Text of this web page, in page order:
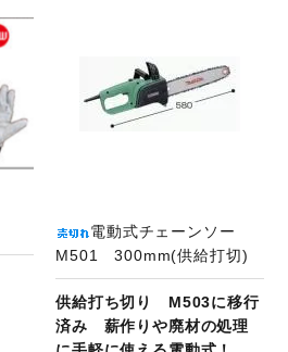
電動式チェーンソー
M501 300mm(供給打切)
供給打ち切り M503に移行
済み 薪作りや廃材の処理